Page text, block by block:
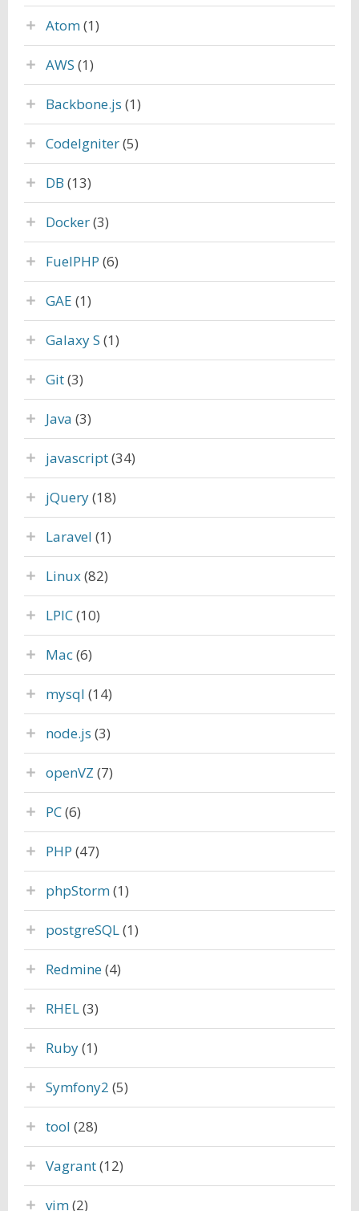
Atom(1)
AWS (1)
Backbone.js (1)
CodeIgniter(5)
DB (13)
Docker(3)
FuelPHP (6)
GAE (1)
Galaxy S (1)
Git(3)
Java (3)
javascript(34)
jQuery(18)
Laravel (1)
Linux(82)
LPIC(10)
Mac(6)
mysql (14)
node.js (3)
openVZ (7)
PC(6)
PHP (47)
phpStorm(1)
postgreSQL(1)
Redmine(4)
RHEL(3)
Ruby(1)
Symfony2 (5)
tool (28)
Vagrant(12)
vim(2)